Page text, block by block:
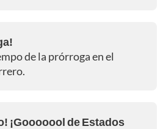
de la prórroga en el
¡Gooooool de Estados